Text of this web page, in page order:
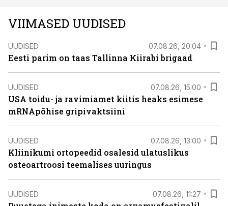
VIIMASED UUDISED
UUDISED 07.08.26, 20:04
Eesti parim on taas Tallinna Kiirabi brigaad
UUDISED 07.08.26, 15:00
USA toidu- ja ravimiamet kiitis heaks esimese
mRNApõhise gripivaktsiini
UUDISED 07.08.26, 13:00
Kliinikumi ortopeedid osalesid ulatuslikus
osteoartroosi teemalises uuringus
UUDISED 07.08.26, 11:27